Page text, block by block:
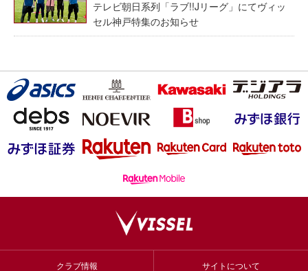
テレビ朝日系列「ラブ!!Jリーグ」にてヴィッ
セル神戸特集のお知らせ
クラブ情報 サイトについて